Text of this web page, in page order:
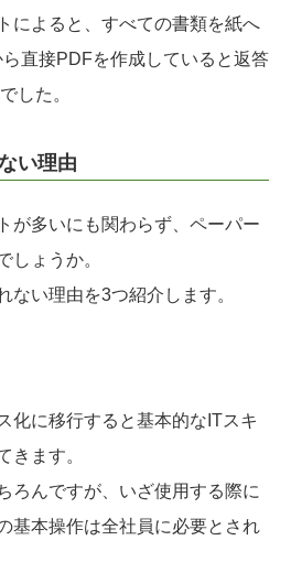
によると、すべての書類を紙へ
直接PDFを作成していると返答
した。
い理由
が多いにも関わらず、ペーパー
しょうか。
ない理由を3つ紹介します。
化に移行すると基本的なITスキ
きます。
ろんですが、いざ使用する際に
基本操作は全社員に必要とされ